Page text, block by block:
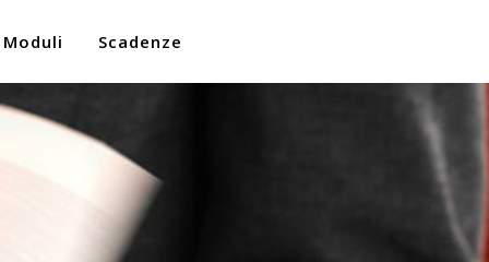
Moduli Scadenze